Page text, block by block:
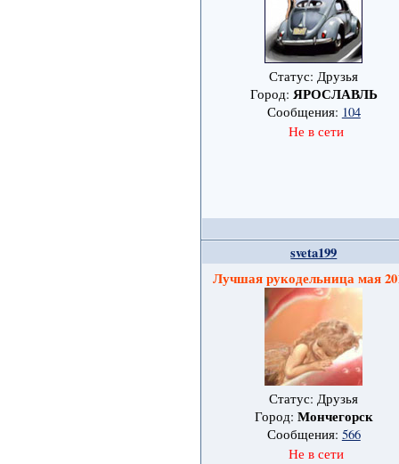
Статус: Друзья
Город: ЯРОСЛАВЛЬ
Сообщения: 104
Не в сети
sveta199
Лучшая рукодельница мая
Статус: Друзья
Город: Мончегорск
Сообщения: 566
Не в сети